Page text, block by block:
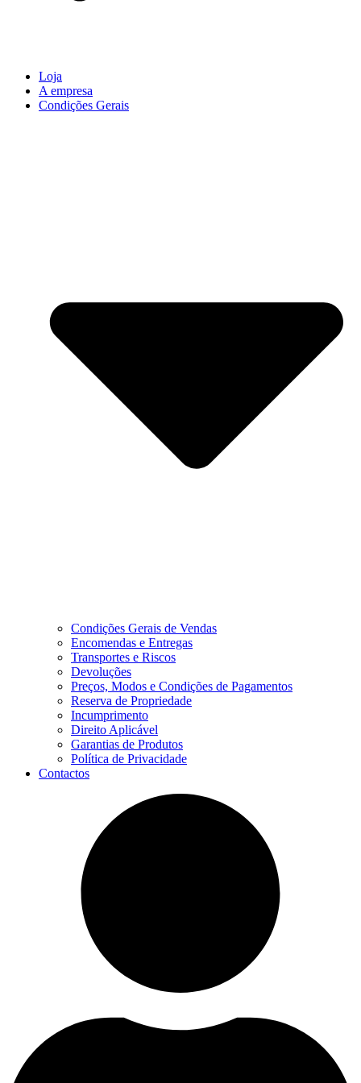
Loja
A empresa
Condições Gerais
Condições Gerais de Vendas
Encomendas e Entregas
Transportes e Riscos
Devoluções
Preços, Modos e Condições de Pagamentos
Reserva de Propriedade
Incumprimento
Direito Aplicável
Garantias de Produtos
Política de Privacidade
Contactos